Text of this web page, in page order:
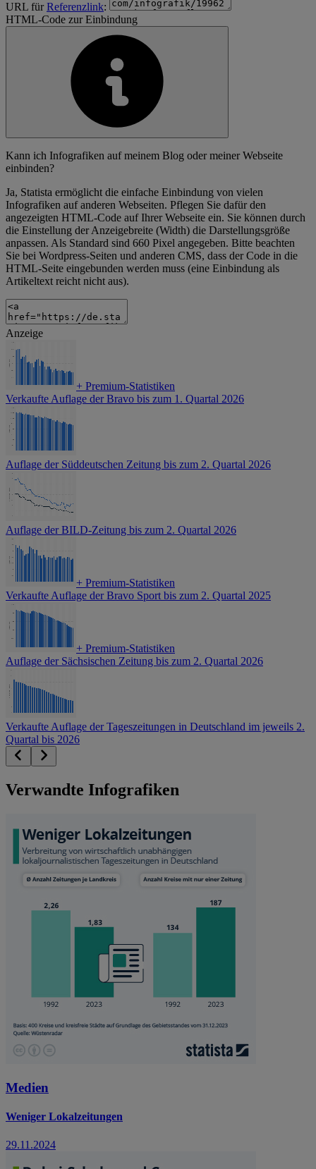
URL fürReferenzlink:
HTML-Code zur Einbindung
Kann ich Infografiken auf meinem Blog oder meiner Webseite
einbinden?
Ja, Statista ermöglicht die einfache Einbindung von vielen
Infografiken auf anderen Webseiten. Pflegen Sie dafür den
angezeigten HTML-Code auf Ihrer Webseite ein. Sie können durch
die Einstellung der Anzeigebreite (Width) die Darstellungsgröße
anpassen. Als Standard sind 660 Pixel angegeben. Bitte beachten
Sie bei Wordpress-Seiten und anderen CMS, dass der Code in die
HTML-Seite eingebunden werden muss (eine Einbindung als
Artikeltext reicht nicht aus).
Anzeige
+ Premium-Statistiken
Verkaufte Auflage der Bravo bis zum 1. Quartal 2026
Auflage der Süddeutschen Zeitung bis zum 2. Quartal 2026
Auflage der BILD-Zeitung bis zum 2. Quartal 2026
+ Premium-Statistiken
Verkaufte Auflage der Bravo Sport bis zum 2. Quartal 2025
+ Premium-Statistiken
Auflage der Sächsischen Zeitung bis zum 2. Quartal 2026
Verkaufte Auflage der Tageszeitungen in Deutschland im jeweils 2.
Quartal bis 2026
Verwandte Infografiken
Medien
Weniger Lokalzeitungen
29.11.2024